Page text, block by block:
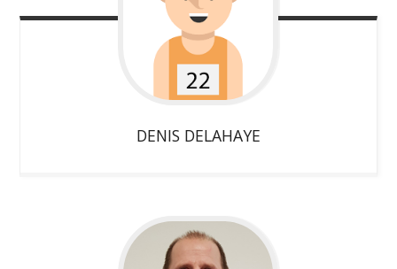
DENIS DELAHAYE